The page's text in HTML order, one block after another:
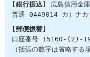
[銀行振込]
広島信用金
普通 0449014 カ）ナカ
[郵便振替]
口座番号 15160-(2)-
（括弧の数字は省略する